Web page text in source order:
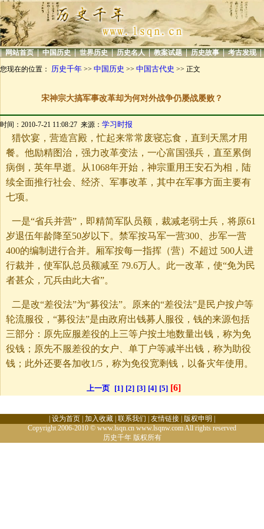
| 网站首页 | 中国历史 | 世界历史 | 历史名人 | 教案试题 | 历史故事 | 考古发现 |
您现在的位置： 历史千年 >> 中国历史 >> 中国古代史 >> 正文
宋神宗大搞军事改革却为何对外战争仍屡战屡败？
时间：2010-7-21 11:08:27 来源： 学习时报
猎饮宴，营造宫殿，忙起来常常废寝忘食，直到天黑才用
餐。他励精图治，强力改革变法，一心富国强兵，直至累倒
病倒，英年早逝。从1068年开始，神宗重用王安石为相，陆
续全面推行社会、经济、军事改革，其中在军事方面主要有
七项。
一是“省兵并营”，即精简军队员额，裁减老弱士兵，将原61
岁退伍年龄降至50岁以下。禁军按马军一营300、步军一营
400的编制进行合并。厢军按每一指挥（营）不超过 500人进
行裁并，使军队总员额减至 79.6万人。此一改革，使“免为民
者甚众，冗兵由此大省”。
二是改“差役法”为“募役法”。原来的“差役法”是民户按户等
轮流服役，“募役法”是由政府出钱募人服役，钱的来源包括
三部分：原先应服差役的上三等户按土地数量出钱，称为免
役钱；原先不服差役的女户、单丁户等减半出钱，称为助役
钱；此外还要各加收1/5，称为免役宽剩钱，以备灾年使用。
上一页 [1] [2] [3] [4] [5] [6]
设为首页 加入收藏 联系我们 友情链接 版权申明
Copyright 2006-2010 © www.lsqn.cn www.lsqnw.com All rights reserved
历史千年版权所有